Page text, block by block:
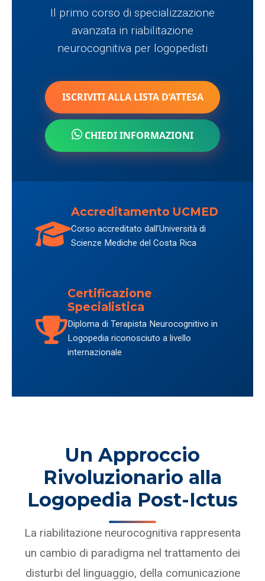
Il primo corso di specializzazione
avanzata in riabilitazione
neurocognitiva per logopedisti
ISCRIVITI ALLA LISTA D’ATTESA
CHIEDI INFORMAZIONI
Accreditamento UCMED
Corso accreditato dall’Università di
Scienze Mediche del Costa Rica
Certificazione
Specialistica
Diploma di Terapista Neurocognitivo in
Logopedia riconosciuto a livello
internazionale
Un Approccio
Rivoluzionario alla
Logopedia Post-Ictus
La riabilitazione neurocognitiva rappresenta
un cambio di paradigma nel trattamento dei
disturbi del linguaggio, della comunicazione